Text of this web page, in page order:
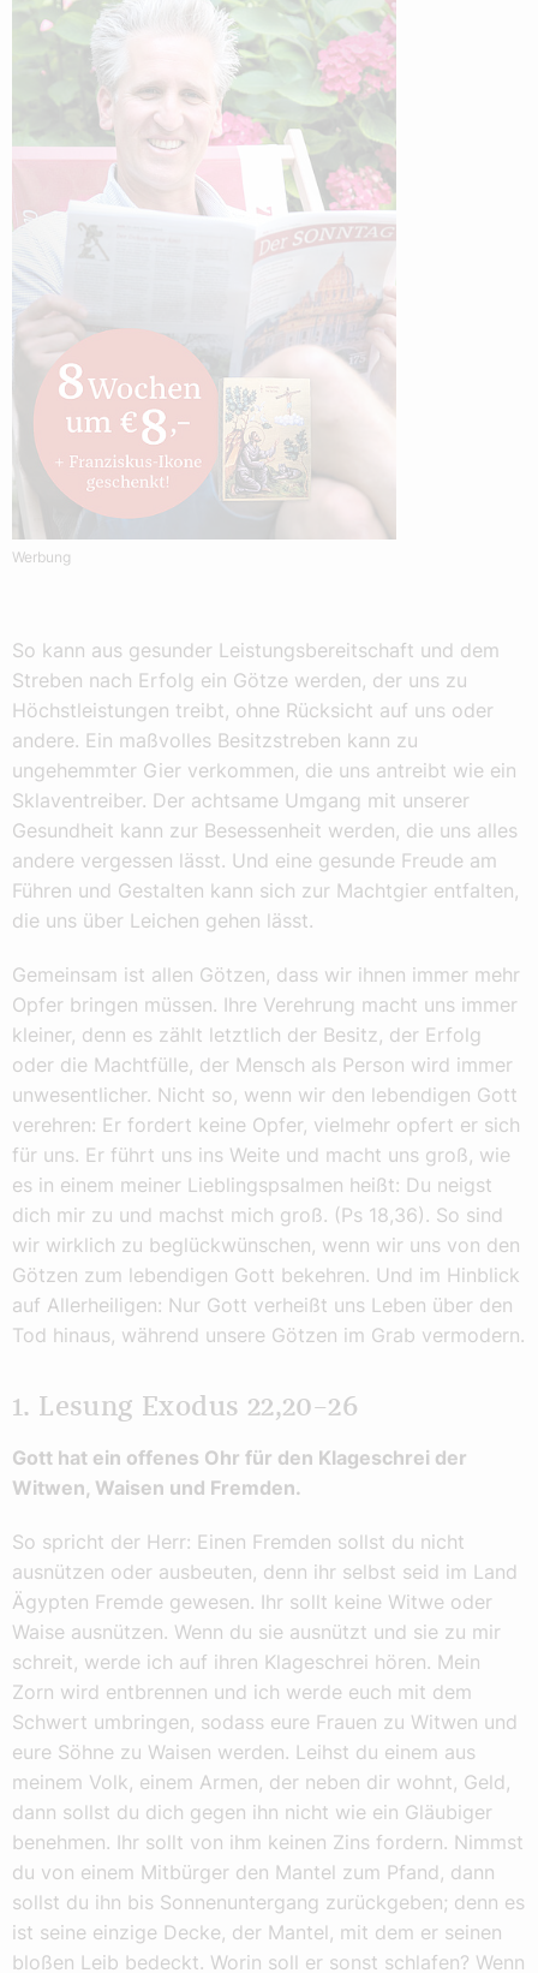
Werbung
So kann aus gesunder Leistungsbereitschaft und dem
Streben nach Erfolg ein Götze werden, der uns zu
Höchstleistungen treibt, ohne Rücksicht auf uns oder
andere. Ein maßvolles Besitzstreben kann zu
ungehemmter Gier verkommen, die uns antreibt wie ein
Sklaventreiber. Der achtsame Umgang mit unserer
Gesundheit kann zur Besessenheit werden, die uns alles
andere vergessen lässt. Und eine gesunde Freude am
Führen und Gestalten kann sich zur Machtgier entfalten,
die uns über Leichen gehen lässt.
Gemeinsam ist allen Götzen, dass wir ihnen immer mehr
Opfer bringen müssen. Ihre Verehrung macht uns immer
kleiner, denn es zählt letztlich der Besitz, der Erfolg
oder die Machtfülle, der Mensch als Person wird immer
unwesentlicher. Nicht so, wenn wir den lebendigen Gott
verehren: Er fordert keine Opfer, vielmehr opfert er sich
für uns. Er führt uns ins Weite und macht uns groß, wie
es in einem meiner Lieblingspsalmen heißt: Du neigst
dich mir zu und machst mich groß. (Ps 18,36). So sind
wir wirklich zu beglückwünschen, wenn wir uns von den
Götzen zum lebendigen Gott bekehren. Und im Hinblick
auf Allerheiligen: Nur Gott verheißt uns Leben über den
Tod hinaus, während unsere Götzen im Grab vermodern.
1. Lesung Exodus 22,20–26
Gott hat ein offenes Ohr für den Klageschrei der
Witwen, Waisen und Fremden.
So spricht der Herr: Einen Fremden sollst du nicht
ausnützen oder ausbeuten, denn ihr selbst seid im Land
Ägypten Fremde gewesen. Ihr sollt keine Witwe oder
Waise ausnützen. Wenn du sie ausnützt und sie zu mir
schreit, werde ich auf ihren Klageschrei hören. Mein
Zorn wird entbrennen und ich werde euch mit dem
Schwert umbringen, sodass eure Frauen zu Witwen und
eure Söhne zu Waisen werden. Leihst du einem aus
meinem Volk, einem Armen, der neben dir wohnt, Geld,
dann sollst du dich gegen ihn nicht wie ein Gläubiger
benehmen. Ihr sollt von ihm keinen Zins fordern. Nimmst
du von einem Mitbürger den Mantel zum Pfand, dann
sollst du ihn bis Sonnenuntergang zurückgeben; denn es
ist seine einzige Decke, der Mantel, mit dem er seinen
bloßen Leib bedeckt. Worin soll er sonst schlafen? Wenn